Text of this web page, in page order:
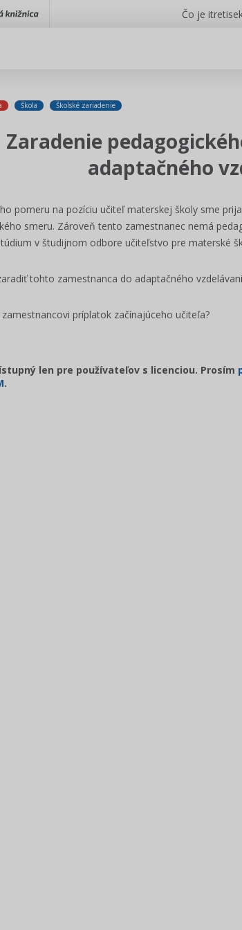
Čo je
Škola Školské zariadenie
Zaradenie
adaptačného
pomeru na pozíciu učiteľ materskej školy sme
smeru. Zároveň tento zamestnanec nemá
v študijnom odbore učiteľstvo pre materské
tohto zamestnanca do adaptačného
príplatok začínajúceho učiteľa?
len pre používateľov s licenciou. Prosím
.